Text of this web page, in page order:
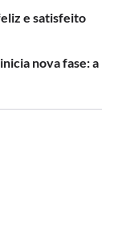
e satisfeito
nova fase: a